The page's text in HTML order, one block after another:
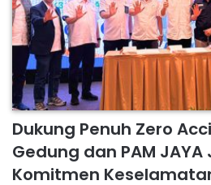
Dukung Penuh Zero
Gedung dan PAM JAYA
Komitmen